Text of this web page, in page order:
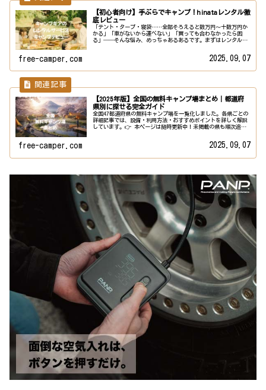
【初心者向け】手ぶらでキャンプ！hinataレンタル徹
底レビュー
「テント・タープ・寝袋……全部そろえると数万円〜十数万円か
かる」「車がないから運べない」「買っても合わなかったら困
る」──そんな悩み、めっちゃあるあるです。まずはレンタル
free-camper.com 2025.09.07
【2025年版】全国の無料キャンプ場まとめ｜都道府
県別に探せる完全ガイド
全国47都道府県の無料キャンプ場を一覧化しました。各県ごとの
詳細記事では、設備・利用方法・おすすめポイントを詳しく解説
しています。👉 本ページは随時更新中！未掲載の県も順次追加
free-camper.com 2025.09.07